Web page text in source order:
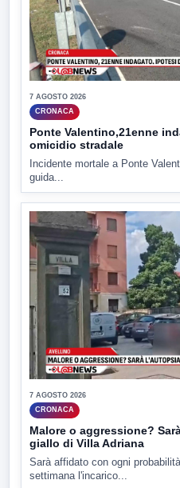
7 AGOSTO 2026
CRONACA
Ponte Valentino,21enne
omicidio stradale
Incidente mortale a Ponte
guida...
7 AGOSTO 2026
CRONACA
Malore o aggressione?
giallo di Villa Adriana
Sarà affidato con ogni
settimana l'incarico...